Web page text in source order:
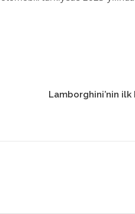
Lamborghini’nin